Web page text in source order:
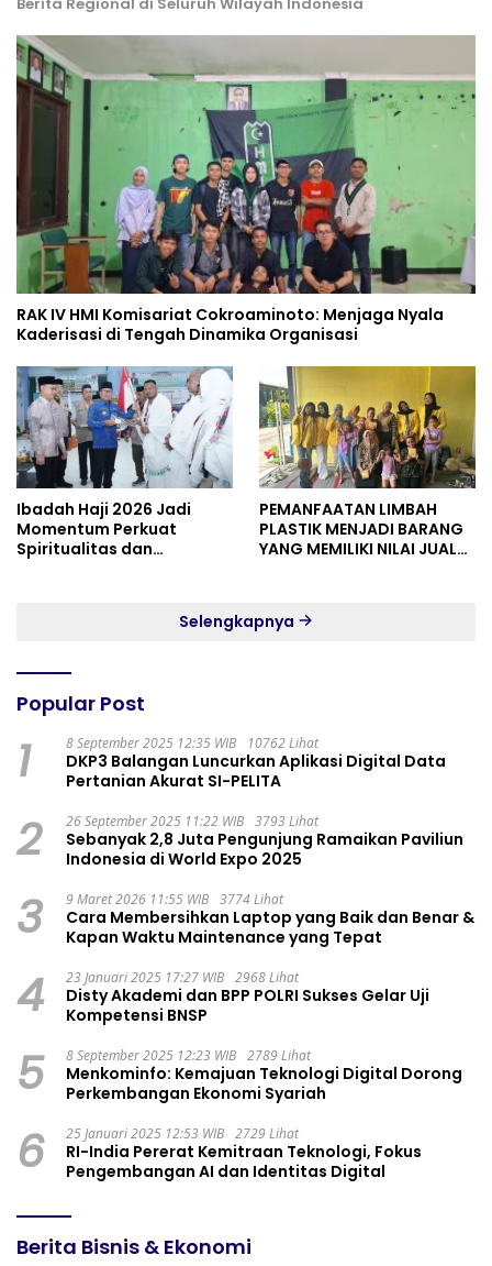
RAK IV HMI Komisariat Cokroaminoto: Menjaga Nyala
Kaderisasi di Tengah Dinamika Organisasi
Ibadah Haji 2026 Jadi
Momentum Perkuat
Spiritualitas dan
PEMANFAATAN LIMBAH
PLASTIK MENJADI BARANG
YANG MEMILIKI NILAI JUAL
Selengkapnya
Popular Post
1 8 September 2025 12:35 WIB 10762 Lihat
DKP3 Balangan Luncurkan Aplikasi Digital Data
Pertanian Akurat SI-PELITA
2 26 September 2025 11:22 WIB 3793 Lihat
Sebanyak 2,8 Juta Pengunjung Ramaikan Paviliun
Indonesia di World Expo 2025
3 9 Maret 2026 11:55 WIB 3774 Lihat
Cara Membersihkan Laptop yang Baik dan Benar &
Kapan Waktu Maintenance yang Tepat
4 23 Januari 2025 17:27 WIB 2968 Lihat
Disty Akademi dan BPP POLRI Sukses Gelar Uji
Kompetensi BNSP
5 8 September 2025 12:23 WIB 2789 Lihat
Menkominfo: Kemajuan Teknologi Digital Dorong
Perkembangan Ekonomi Syariah
6 25 Januari 2025 12:53 WIB 2729 Lihat
RI-India Pererat Kemitraan Teknologi, Fokus
Pengembangan AI dan Identitas Digital
Berita Bisnis & Ekonomi